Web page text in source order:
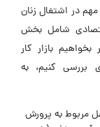
در اشتغال زنان
شامل بخش
بازار کار
بررسی کنیم، به
مربوط به پرورش